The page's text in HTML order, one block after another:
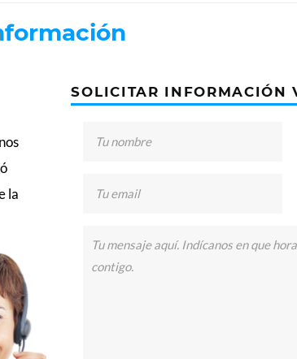
la
SOLICITAR INFORMACIÓN